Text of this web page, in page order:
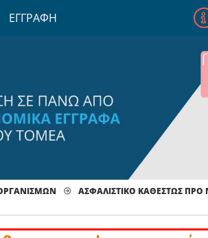
ΕΓΓΡΑΦΗ
ΑΣΦΑΛΙΣΤΙΚΟ ΚΑΘΕΣΤΩΣ ΠΡΟ